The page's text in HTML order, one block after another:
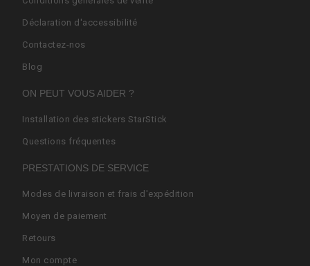
Déclaration d'accessibilité
Contactez-nos
Blog
ON PEUT VOUS AIDER ?
Installation des stickers StarStick
Questions fréquentes
PRESTATIONS DE SERVICE
Modes de livraison et frais d'expédition
Moyen de paiement
Retours
Mon compte